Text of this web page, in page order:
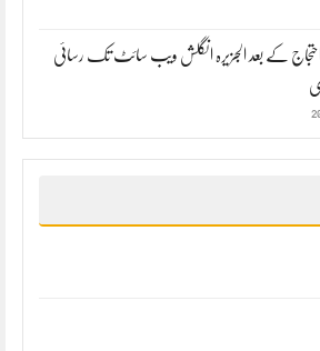
احتجاج کے بعد الجزیرہ انگلش ویب سائٹ تک رسائی